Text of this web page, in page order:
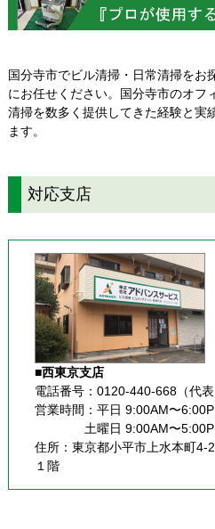
国分寺市でビル清掃・日常清掃をお
にお任せください。国分寺市のオフ
清掃を数多く提供してきた経験と実
ます。
対応支店
■西東京支店
電話番号：0120-440-668（代表
営業時間：平日 9:00AM〜
土曜日 9:00AM〜
住所：東京都小平市上水本町
１階